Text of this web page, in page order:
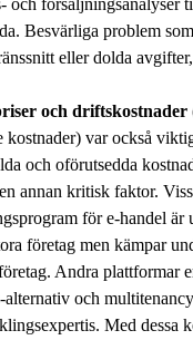
Besvärliga problem
eller dolda
och driftskostnader
kostnader) var också
och oförutsedda
annan kritisk faktor.
för e-handel är
företag men kämpar
Andra plattformar
alternativ och
Med dessa